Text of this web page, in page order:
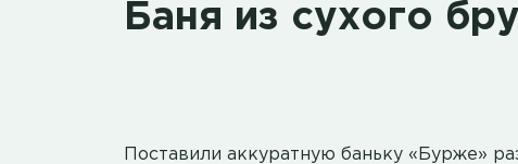
Баня из сухого
Поставили аккуратную баньку «Бурже»